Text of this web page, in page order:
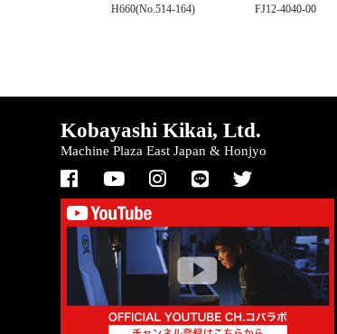
H660(No.514-164)
FJ12-4040-00
Kobayashi Kikai, Ltd.
Machine Plaza East Japan & Honjyo